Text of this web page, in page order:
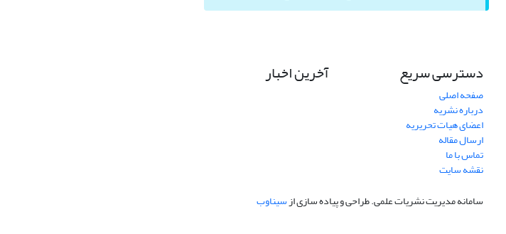
دسترسی سریع
صفحه اصلی
درباره نشریه
اعضای هیات تحریریه
ارسال مقاله
تماس با ما
نقشه سایت
آخرین اخبار
سامانه مدیریت نشریات علمی.طراحی و پیاده سازی ازسیناوب